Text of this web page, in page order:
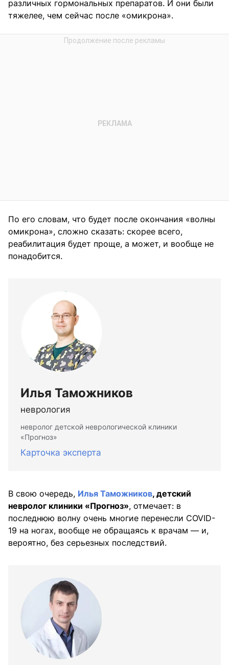
различных гормональных препаратов. И они были
тяжелее, чем сейчас после «омикрона».
По его словам, что будет после окончания «волны
омикрона», сложно сказать: скорее всего,
реабилитация будет проще, а может, и вообще не
понадобится.
Илья Таможников
неврология
невролог детской неврологической клиники
«Прогноз»
Карточка эксперта
В свою очередь, Илья Таможников, детский
невролог клиники «Прогноз», отмечает: в
последнюю волну очень многие перенесли COVID-
19 на ногах, вообще не обращаясь к врачам — и,
вероятно, без серьезных последствий.